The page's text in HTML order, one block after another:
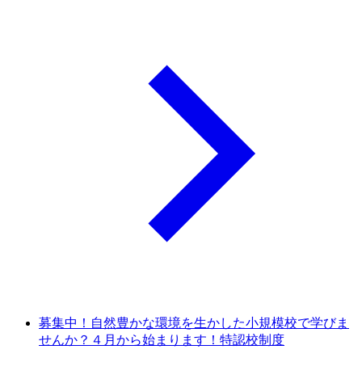
募集中！自然豊かな環境を生かした小規模校で学びま
せんか？４月から始まります！特認校制度